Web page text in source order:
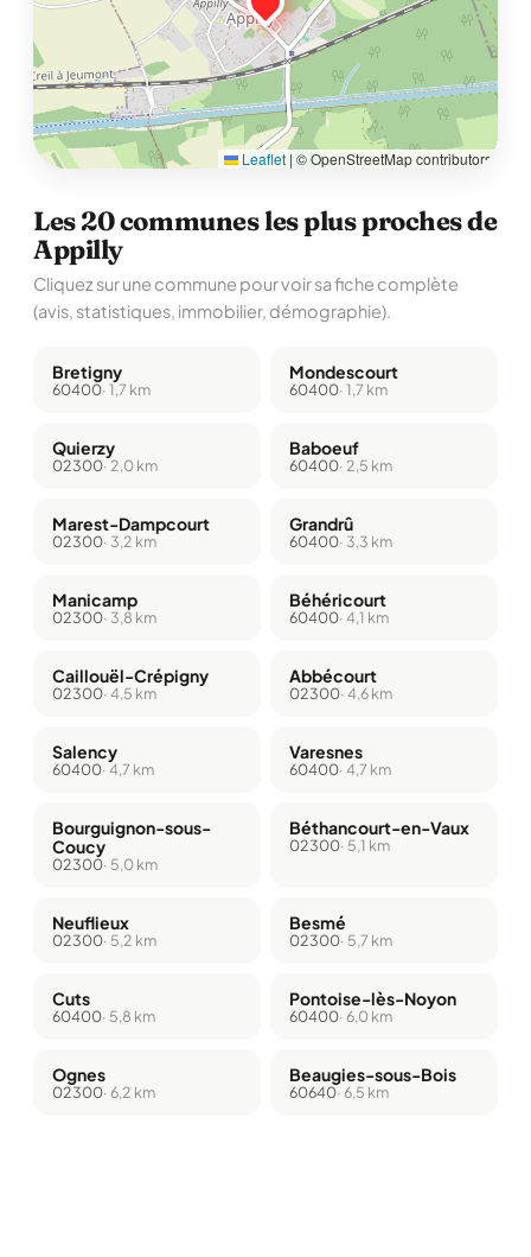
Leaflet | © OpenStreetMap contributors
Les 20 communes les plus proches de
Appilly
Cliquez sur une commune pour voir sa fiche complète
(avis, statistiques, immobilier, démographie).
Bretigny
60400· 1,7 km
Mondescourt
60400· 1,7 km
Quierzy
02300· 2,0 km
Baboeuf
60400· 2,5 km
Marest-Dampcourt
02300· 3,2 km
Grandrû
60400· 3,3 km
Manicamp
02300· 3,8 km
Béhéricourt
60400· 4,1 km
Caillouël-Crépigny
02300· 4,5 km
Abbécourt
02300· 4,6 km
Salency
60400· 4,7 km
Varesnes
60400· 4,7 km
Bourguignon-sous-
Coucy
02300· 5,0 km
Béthancourt-en-Vaux
02300· 5,1 km
Neuflieux
02300· 5,2 km
Besmé
02300· 5,7 km
Cuts
60400· 5,8 km
Pontoise-lès-Noyon
60400· 6,0 km
Ognes
02300· 6,2 km
Beaugies-sous-Bois
60640· 6,5 km